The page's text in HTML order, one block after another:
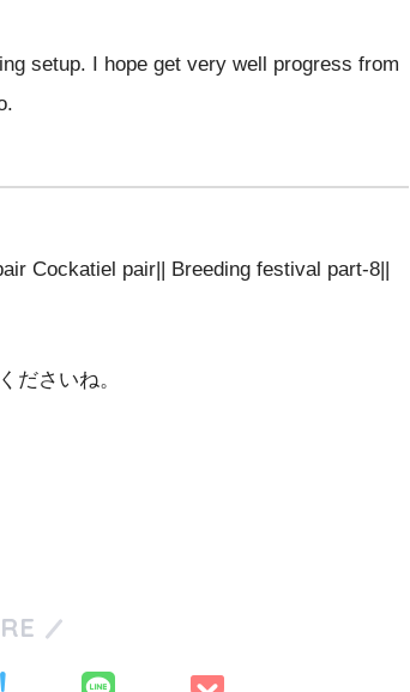
setup. I hope get very well progress from
Cockatiel pair|| Breeding festival part-8||
ださいね。